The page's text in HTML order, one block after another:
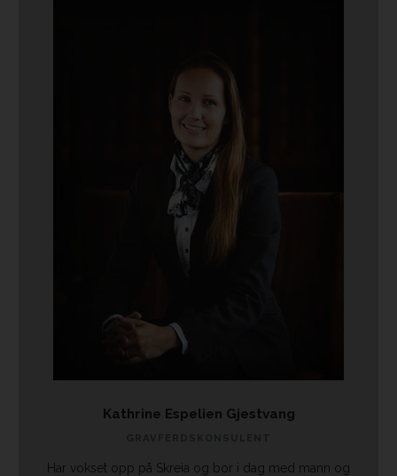
Kathrine Espelien Gjestvang
Har vokset opp på Skreia og bor i dag med mann og